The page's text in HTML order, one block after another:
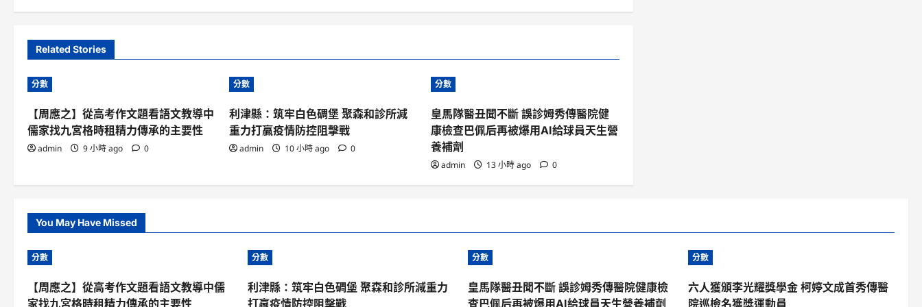
Related Stories
分數
【周應之】從高考作文題看語文教導中
儒家找九宮格時租精力傳承的主要性
admin 9 小時 ago 0
分數
利津縣：筑牢白色碉堡 聚森和診所減
重力打贏疫情防控阻擊戰
admin 10 小時 ago 0
分數
皇馬隊醫丑聞不斷 誤診姆秀傳醫院健
康檢查巴佩后再被爆用AI給球員天生營
養補劑
admin 13 小時 ago 0
You May Have Missed
分數
【周應之】從高考作文題看語文教導中儒
家找九宮格時租精力傳承的主要性
分數
利津縣：筑牢白色碉堡 聚森和診所減重力
打贏疫情防控阻擊戰
分數
皇馬隊醫丑聞不斷 誤診姆秀傳醫院健康檢
查巴佩后再被爆用AI給球員天生營養補劑
分數
六人獲頒李光耀獎學金 柯婷文成首秀傳醫
院巡檢名獲獎運動員